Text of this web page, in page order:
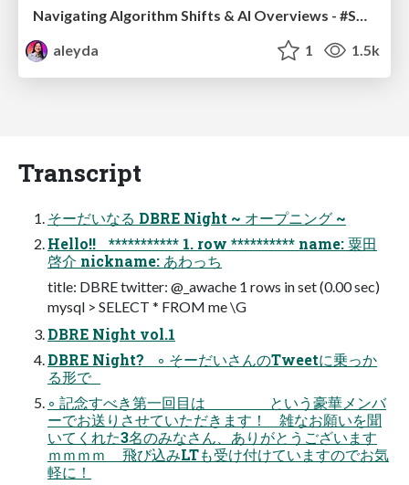
aleyda
1 1.5k
Transcript
そーだいなる DBRE Night ~ オープニング ~
Hello!! *********** 1. row ********** name: 粟田
啓介 nickname: あわっち
title: DBRE twitter: @_awache 1 rows in set (0.00 sec)
mysql > SELECT * FROM me \G
DBRE Night vol.1
DBRE Night? ◦ そーだいさんのTweetに乗っか
る形で
◦ 記念すべき第一回目は という豪華メンバ
ーでお送りさせていただきます！ 雑なお願いを聞
いてくれた3名のみなさん、ありがとうございます
ｍｍｍｍ 飛び込みLTも受け付けていますのでお気
軽に！